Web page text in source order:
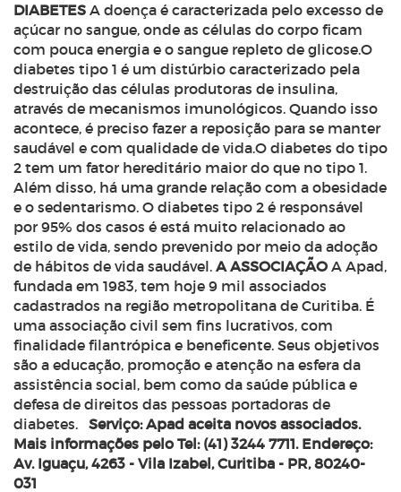
DIABETES A doença é caracterizada pelo excesso de
açúcar no sangue, onde as células do corpo ficam
com pouca energia e o sangue repleto de glicose.O
diabetes tipo 1 é um distúrbio caracterizado pela
destruição das células produtoras de insulina,
através de mecanismos imunológicos. Quando isso
acontece, é preciso fazer a reposição para se manter
saudável e com qualidade de vida.O diabetes do tipo
2 tem um fator hereditário maior do que no tipo 1.
Além disso, há uma grande relação com a obesidade
e o sedentarismo. O diabetes tipo 2 é responsável
por 95% dos casos é está muito relacionado ao
estilo de vida, sendo prevenido por meio da adoção
de hábitos de vida saudável. A ASSOCIAÇÃO A Apad,
fundada em 1983, tem hoje 9 mil associados
cadastrados na região metropolitana de Curitiba. É
uma associação civil sem fins lucrativos, com
finalidade filantrópica e beneficente. Seus objetivos
são a educação, promoção e atenção na esfera da
assistência social, bem como da saúde pública e
defesa de direitos das pessoas portadoras de
diabetes. Serviço:Apad aceita novos associados.
Mais informações pelo Tel: (41) 3244 7711. Endereço:
Av. Iguaçu, 4263 - Vila Izabel, Curitiba - PR, 80240-
031